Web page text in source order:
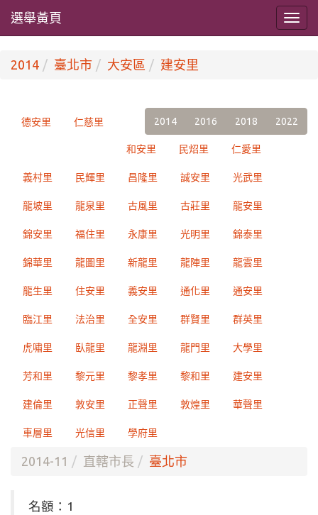
選舉黃頁
2014 臺北市 大安區 建安里
2014 2016 2018 2022
德安里 仁慈里
和安里 民炤里 仁愛里
義村里 民輝里 昌隆里 誠安里 光武里
龍坡里 龍泉里 古風里 古莊里 龍安里
錦安里 福住里 永康里 光明里 錦泰里
錦華里 龍圖里 新龍里 龍陣里 龍雲里
龍生里 住安里 義安里 通化里 通安里
臨江里 法治里 全安里 群賢里 群英里
虎嘯里 臥龍里 龍淵里 龍門里 大學里
芳和里 黎元里 黎孝里 黎和里 建安里
建倫里 敦安里 正聲里 敦煌里 華聲里
車層里 光信里 學府里
2014-11 直轄市長 臺北市
名額：1